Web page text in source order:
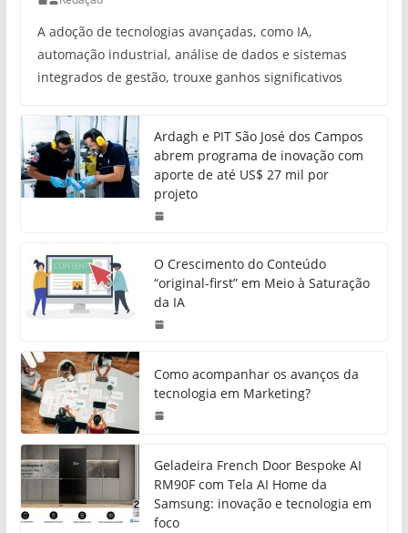
A adoção de tecnologias avançadas, como IA,
automação industrial, análise de dados e sistemas
integrados de gestão, trouxe ganhos significativos
Ardagh e PIT São José dos Campos
abrem programa de inovação com
aporte de até US$ 27 mil por
projeto
O Crescimento do Conteúdo
“original-first” em Meio à Saturação
da IA
Como acompanhar os avanços da
tecnologia em Marketing?
Geladeira French Door Bespoke AI
RM90F com Tela AI Home da
Samsung: inovação e tecnologia em
foco